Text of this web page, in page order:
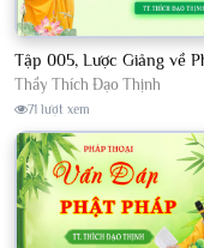
Thầy Thích Đạo Thịnh
71 lượt xem